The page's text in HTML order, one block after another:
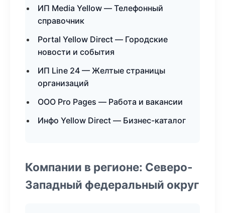
ИП Media Yellow — Телефонный
справочник
Portal Yellow Direct — Городские
новости и события
ИП Line 24 — Желтые страницы
организаций
ООО Pro Pages — Работа и вакансии
Инфо Yellow Direct — Бизнес-каталог
Компании в регионе: Северо-
Западный федеральный округ